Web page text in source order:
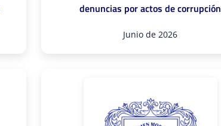
denuncias por actos de corrupción
Junio de 2026